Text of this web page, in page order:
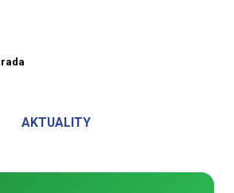
AKTUALITY